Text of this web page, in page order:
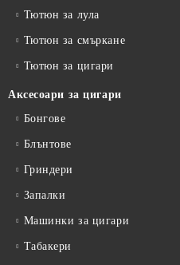
Тютюн за лула
Тютюн за смъркане
Тютюн за цигари
Аксесоари за цигари
Бонгове
Блънтове
Гриндери
Запалки
Машинки за цигари
Табакери